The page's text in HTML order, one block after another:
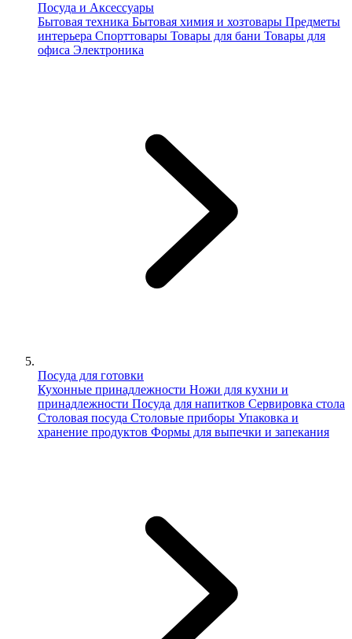
Посуда и Аксессуары
Бытовая техника Бытовая химия и хозтовары Предметы
интерьера Спорттовары Товары для бани Товары для
офиса Электроника
Посуда для готовки
Кухонные принадлежности Ножи для кухни и
принадлежности Посуда для напитков Сервировка стола
Столовая посуда Столовые приборы Упаковка и
хранение продуктов Формы для выпечки и запекания